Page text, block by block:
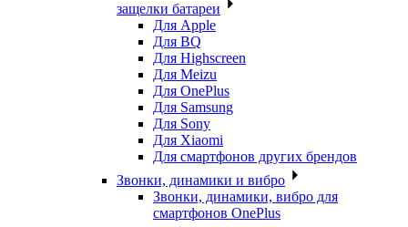
защелки батареи
Для Apple
Для BQ
Для Highscreen
Для Meizu
Для OnePlus
Для Samsung
Для Sony
Для Xiaomi
Для смартфонов других брендов
Звонки, динамики и вибро
Звонки, динамики, вибро для
смартфонов OnePlus